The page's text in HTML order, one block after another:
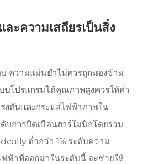
ะความเสถียรเป็นสิ่ง
ความแม่นยำไม่ควรถูกมองข้าม
บโปรแกรมได้คุณภาพสูงควรให้ค่า
งดันและกระแสไฟฟ้าภายใน
ดับการบิดเบือนฮาร์โมนิกโดยรวม
ต่ำกว่า 1% ระดับความ
ฟ้าที่ออกมาในระดับนี้ จะช่วยให้